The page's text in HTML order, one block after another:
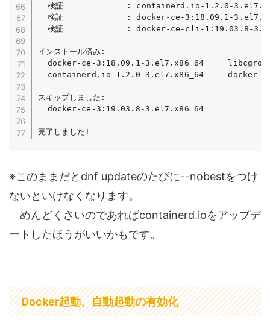
検証             : containerd.io-1.2.0-
検証             : docker-ce-3:18.09.1-
検証             : docker-ce-cli-1:19.03.8-
インストール済み:
docker-ce-3:18.09.1-3.el7.x86_64
containerd.io-1.2.0-3.el7.x86_64     docker-
スキップしました:
  docker-ce-3:19.03.8-3.el7.x86_64
完了しました!
※このままだとdnf updateのたびに--nobestをつけ
ないといけなくなります。
めんどくさいのであればcontainerd.ioをアップデ
ートしたほうがいいかもです。
Docker起動、自動起動の有効化